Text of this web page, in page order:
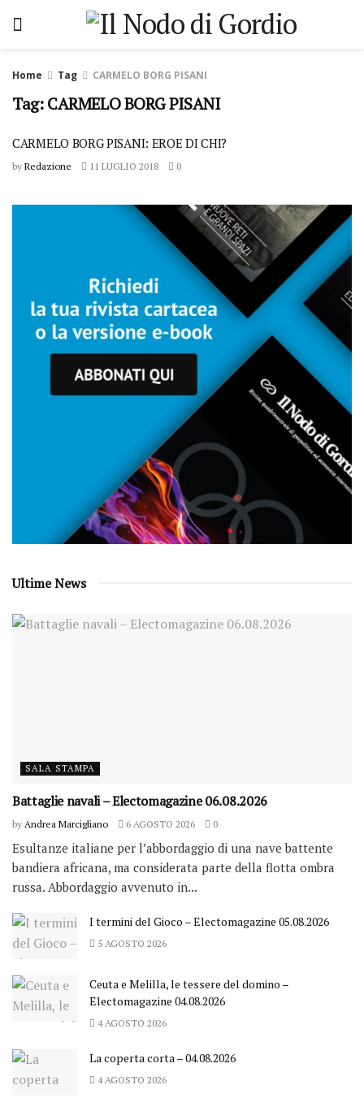
Home Tag CARMELO BORG PISANI
Tag: CARMELO BORG PISANI
CARMELO BORG PISANI: EROE DI CHI?
by Redazione 11 LUGLIO 2018 0
Ultime News
SALA STAMPA
Battaglie navali – Electomagazine 06.08.2026
by Andrea Marcigliano 6 AGOSTO 2026 0
Esultanze italiane per l’abbordaggio di una nave battente
bandiera africana, ma considerata parte della flotta ombra
russa. Abbordaggio avvenuto in...
I termini del Gioco – Electomagazine 05.08.2026
5 AGOSTO 2026
Ceuta e Melilla, le tessere del domino –
Electomagazine 04.08.2026
4 AGOSTO 2026
La coperta corta – 04.08.2026
4 AGOSTO 2026